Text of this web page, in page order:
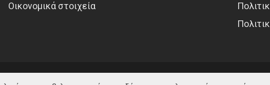
Οικονομικά στοιχεία